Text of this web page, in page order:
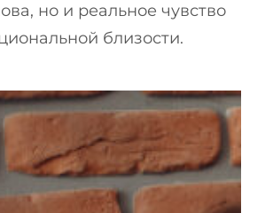
но и реальное чувство
близости.